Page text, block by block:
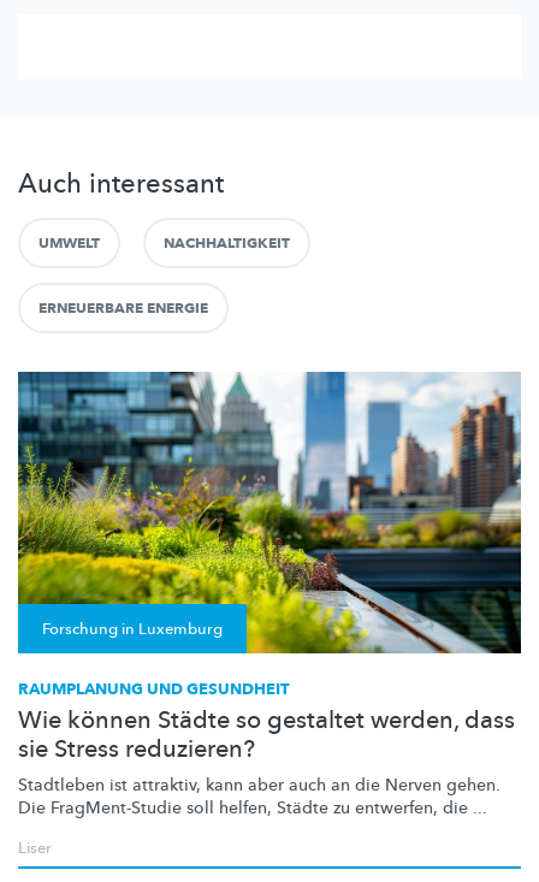
Auch interessant
UMWELT NACHHALTIGKEIT
ERNEUERBARE ENERGIE
Forschung in Luxemburg
RAUMPLANUNG UND GESUNDHEIT
Wie können Städte so gestaltet werden, dass
sie Stress reduzieren?
Stadtleben ist attraktiv, kann aber auch an die Nerven gehen.
Die FragMent-Studie soll helfen, Städte zu entwerfen, die ...
Liser